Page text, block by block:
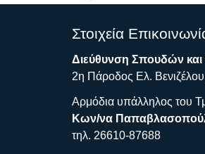
Στοιχεία
Διεύθυνση Σπουδών και
2η Πάροδος Ελ.
Αρμόδια υπάλληλος του
Κων/να
τηλ. 26610-87688